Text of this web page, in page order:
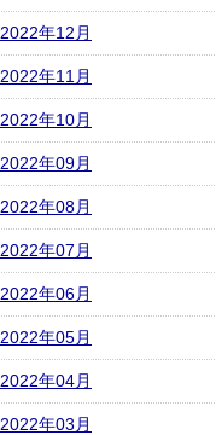
2022年12月
2022年11月
2022年10月
2022年09月
2022年08月
2022年07月
2022年06月
2022年05月
2022年04月
2022年03月